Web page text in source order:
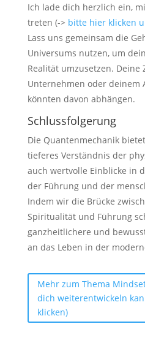
Ich lade dich herzlich ein,
treten (-> bitte hier klicken
Lass uns gemeinsam die
Universums nutzen, um
Realität umzusetzen.
Unternehmen oder deinem
könnten davon abhängen.
Schlussfolgerung
Die Quantenmechanik
tieferes Verständnis der
auch wertvolle Einblicke in
der Führung und der
Indem wir die Brücke
Spiritualität und Führung
ganzheitlichere und
an das Leben in der
Mehr zum Thema
dich weiterentwickeln
klicken)